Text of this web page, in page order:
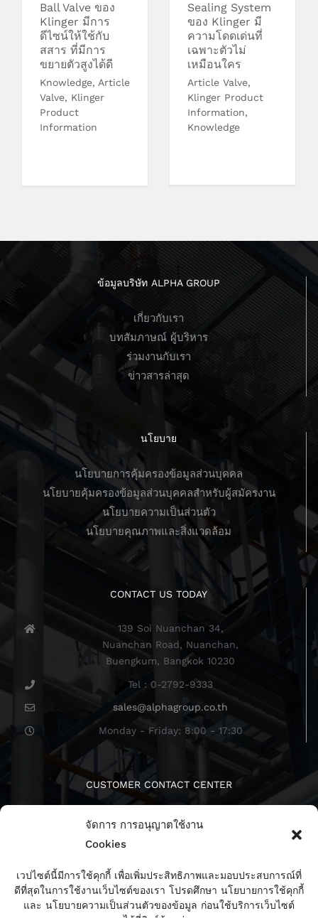
จัดการ การอนุญาตใช้งาน
Cookies
เวปไซต์นี้มีการใช้คุกกี้ เพื่อเพิ่มประสิทธิภาพและมอบประสบการณ์ที่
ดีที่สุดในการใช้งานเว็บไซต์ของเรา โปรดศึกษา นโยบายการใช้คุกกี้
และ นโยบายความเป็นส่วนตัวของข้อมูล ก่อนใช้บริการเว็บไซต์
Ball Valve ของ
Klinger มีการ
ดีไซน์ให้ใช้กับ
สสาร ที่มีการ
ขยายตัวสูงได้ดี
Knowledge, Article
Valve, Klinger
Product
Information
Sealing System
ของ Klinger มี
ความโดดเด่นที่
เฉพาะตัวไม่
เหมือนใคร
Article Valve,
Klinger Product
Information,
Knowledge
ข้อมูลบริษัท ALPHA GROUP
เกี่ยวกับเรา
บทสัมภาษณ์ ผู้บริหาร
ร่วมงานกับเรา
ข่าวสารล่าสุด
นโยบาย
นโยบายการคุ้มครองข้อมูลส่วนบุคคล
นโยบายคุ้มครองข้อมูลส่วนบุคคลสำหรับผู้สมัครงาน
นโยบายความเป็นส่วนตัว
นโยบายคุณภาพและสิ่งแวดล้อม
CONTACT US TODAY
139 Soi Nuanchan 34,
Nuanchan Road, Nuanchan,
Buengkum, Bangkok 10230
Tel : 0-2792-9333
sales@alphagroup.co.th
Monday - Friday: 8:00 - 17:30
CUSTOMER CONTACT CENTER
ติดตามเรา